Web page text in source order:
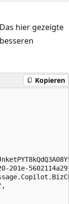
hier gezeigte
Kopieren
201e-